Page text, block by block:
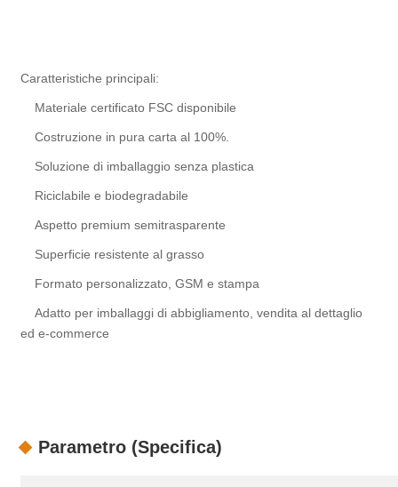
Caratteristiche principali:
Materiale certificato FSC disponibile
Costruzione in pura carta al 100%.
Soluzione di imballaggio senza plastica
Riciclabile e biodegradabile
Aspetto premium semitrasparente
Superficie resistente al grasso
Formato personalizzato, GSM e stampa
Adatto per imballaggi di abbigliamento, vendita al dettaglio
ed e-commerce
Parametro (Specifica)